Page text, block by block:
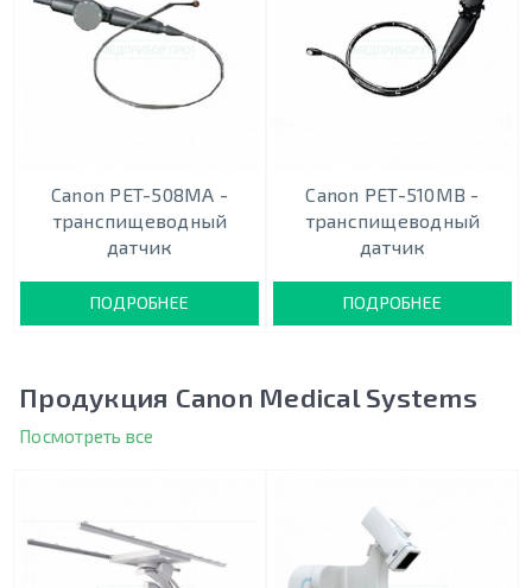
Canon PET-508MA -
транспищеводный
датчик
ПОДРОБНЕЕ
Canon PET-510MB -
транспищеводный
датчик
ПОДРОБНЕЕ
Продукция Canon Medical Systems
Посмотреть все